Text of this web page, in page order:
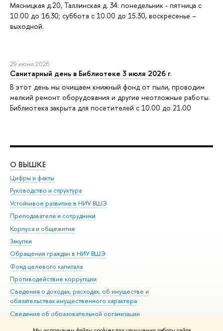
Мясницкая д.20, Таллинская д. 34: понедельник - пятница с
10.00 до 16.30; суббота с 10.00 до 15.30, воскресенье –
выходной.
29 июня 2026
Санитарный день в Библиотеке 3 июля 2026 г.
В этот день мы очищаем книжный фонд от пыли, проводим
мелкий ремонт оборудования и другие неотложные работы.
Библиотека закрыта для посетителей с 10.00 до 21.00
О ВЫШКЕ
Цифры и факты
Руководство и структура
Устойчивое развитие в НИУ ВШЭ
Преподаватели и сотрудники
Корпуса и общежития
Закупки
Обращения граждан в НИУ ВШЭ
Фонд целевого капитала
Противодействие коррупции
Сведения о доходах, расходах, об имуществе и
обязательствах имущественного характера
Сведения об образовательной организации
Людям с ограниченными возможностями здоровья